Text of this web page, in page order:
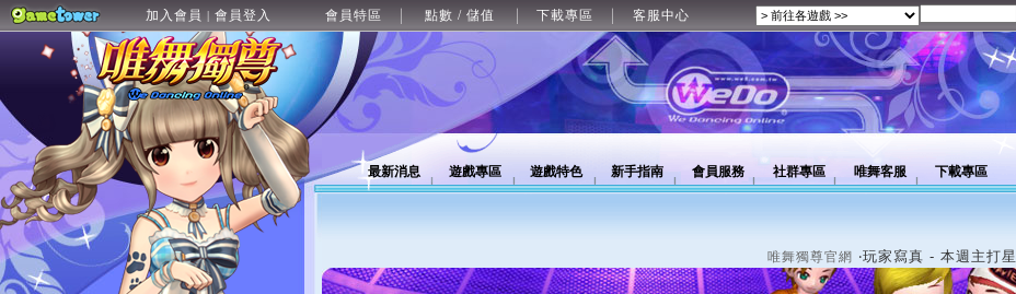
加入會員 | 會員登入 會員特區 點數 / 儲值 下載專區 客服中心
最新消息 遊戲專區 遊戲特色 新手指南 會員服務 社群專區 唯舞客服 下載專區
唯舞獨尊官網 ‧玩家寫真 - 本週主打星